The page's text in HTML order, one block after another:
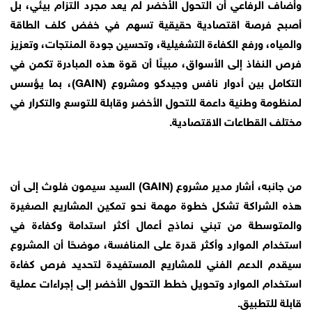
أصبح فرصة اقتصادية حقيقية تسهم في خفض كلف الطاقة
والمياه، ورفع الكفاءة التشغيلية، وتحسين جودة المنتجات، وتعزيز
فرص النفاذ إلى الأسواق، مبينًا أن قوة هذه المبادرة تكمن في
التكامل بين أدوار نافس وجيدكو ومشروع (GAIN)، بما يؤسس
لمنظومة وطنية داعمة للتحول الأخضر وقابلة للتوسع والتكرار في
مختلف القطاعات الاقتصادية.
من جانبه، أشار مدير مشروع (GAIN) السيد سيمون فلوث إلى أن
هذه الشراكة تشكل خطوة مهمة نحو تمكين المشاريع الصغيرة
والمتوسطة من تبني نماذج أعمال أكثر استدامة وكفاءة في
استخدام الموارد وأكثر قدرة على المنافسة، موضحًا أن المشروع
سيقدم الدعم الفني للمشاريع المستفيدة لتحديد فرص كفاءة
استخدام الموارد وتحويل خطط التحول الأخضر إلى إجراءات عملية
قابلة للتطبيق.